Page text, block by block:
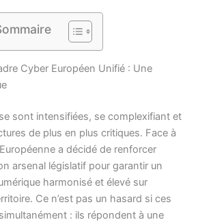
Cyber Européen Unifié : Une
sont intensifiées, se complexifiant et
de plus en plus critiques. Face à
a décidé de renforcer
arsenal législatif pour garantir un
harmonisé et élevé sur
Ce n’est pas un hasard si ces
: ils répondent à une